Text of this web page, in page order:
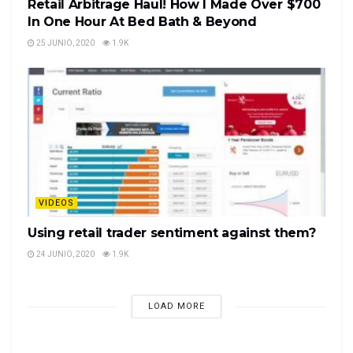
Retail Arbitrage Haul! How I Made Over $700
In One Hour At Bed Bath & Beyond
25 JUNIO, 2020 1.9K
VIDEOS
Using retail trader sentiment against them?
24 JUNIO, 2020 1.9K
LOAD MORE